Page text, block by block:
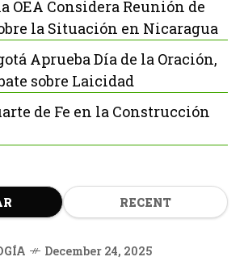
OEA Considera Reunión de
la Situación en Nicaragua
Aprueba Día de la Oración,
sobre Laicidad
de Fe en la Construcción
RECENT
December 24, 2025